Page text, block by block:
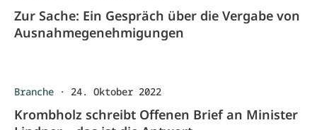
Zur Sache: Ein Gespräch über die Vergabe von
Ausnahmegenehmigungen
Branche · 24. Oktober 2022
Krombholz schreibt Offenen Brief an Minister